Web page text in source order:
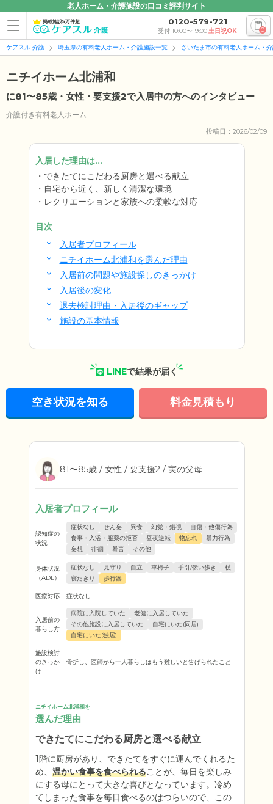
老人ホーム・介護施設の口コミ評判サイト
掲載施設5万件超 0120-579-721
受付 10:00〜19:00土日祝OK 0
ケアスル 介護 埼玉県の有料老人ホーム・介護施設一覧 さいたま市の有料老人ホーム・
ニチイホーム北浦和
に81〜85歳・女性・要支援2で入居中の方へのインタビュー
介護付き有料老人ホーム
投稿日：2026/02/09
入居した理由は...
できたてにこだわる厨房と選べる献立
自宅から近く、新しく清潔な環境
レクリエーションと家族への柔軟な対応
目次
入居者プロフィール
ニチイホーム北浦和を選んだ理由
入居前の問題や施設探しのきっかけ
入居後の変化
退去検討理由・入居後のギャップ
施設の基本情報
LINEで結果が届く
空き状況を知る 料金見積もり
81〜85歳 / 女性 / 要支援2 / 実の父母
入居者プロフィール
認知症の
状況
症状なし せん妄 異食 幻覚・錯視
自傷・他傷行為
食事・入浴・服薬の拒否
昼夜逆転 物忘れ
暴力行為
妄想
徘徊 暴言 その他
身体状況
（ADL）
症状なし 見守り 自立 車椅子 手引/伝い歩き
杖
寝たきり
歩行器
医療対応 症状なし
入居前の
暮らし方
病院に入院していた
老健に入居していた
その他施設に入居していた
自宅にいた(同居)
自宅にいた(独居)
施設検討
のきっか
け
骨折し、医師から一人暮らしはもう難しいと告げられたこと
ニチイホーム北浦和を
選んだ理由
できたてにこだわる厨房と選べる献立
1階に厨房があり、できたてをすぐに運んでくれるた
め、 温かい食事を食べられることが、毎日を楽しみ
にする母にとって大きな喜びとなっています。冷め
てしまった食事を毎日食べるのはつらいので、この